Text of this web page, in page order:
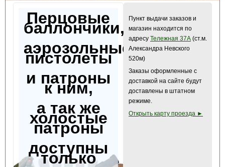
Перцовые
баллончики,
аэрозольные
пистолеты
и патроны
к ним,
а так же
холостые
патроны
доступны
только
Пункт выдачи заказов и
магазин находится по
адресу Тележная 37А (ст.м.
Александра Невского
520м)
Заказы оформленные с
доставкой на сайте будут
доставлены в штатном
режиме.
Открыть карту проезда ►